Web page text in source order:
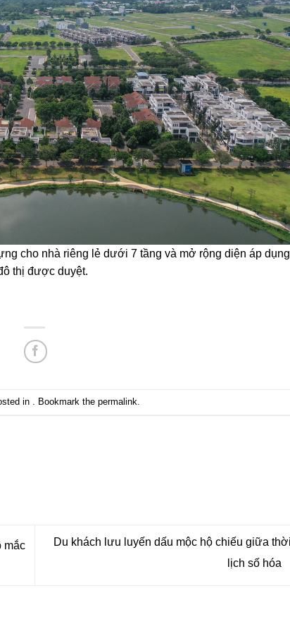
cho nhà riêng lẻ dưới 7 tầng và mở rộng diện áp
thị được duyệt.
in . Bookmark the permalink
mắc
Du khách lưu luyến dấu mộc hộ chiếu giữa
lịch số hóa